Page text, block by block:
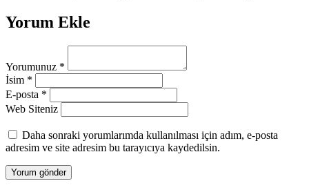
Yorum Ekle
Yorumunuz *
İsim *
E-posta *
Web Siteniz
Daha sonraki yorumlarımda kullanılması için adım, e-posta
adresim ve site adresim bu tarayıcıya kaydedilsin.